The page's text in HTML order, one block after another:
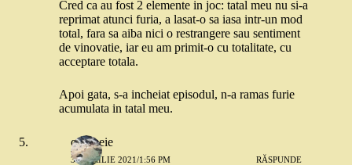
Cred ca au fost 2 elemente in joc: tatal meu nu si-a
reprimat atunci furia, a lasat-o sa iasa intr-un mod
total, fara sa aiba nici o restrangere sau sentiment
de vinovatie, iar eu am primit-o cu totalitate, cu
acceptare totala.
Apoi gata, s-a incheiat episodul, n-a ramas furie
acumulata in tatal meu.
o femeie
30 APRILIE 2021/1:56 PM RĂSPUNDE